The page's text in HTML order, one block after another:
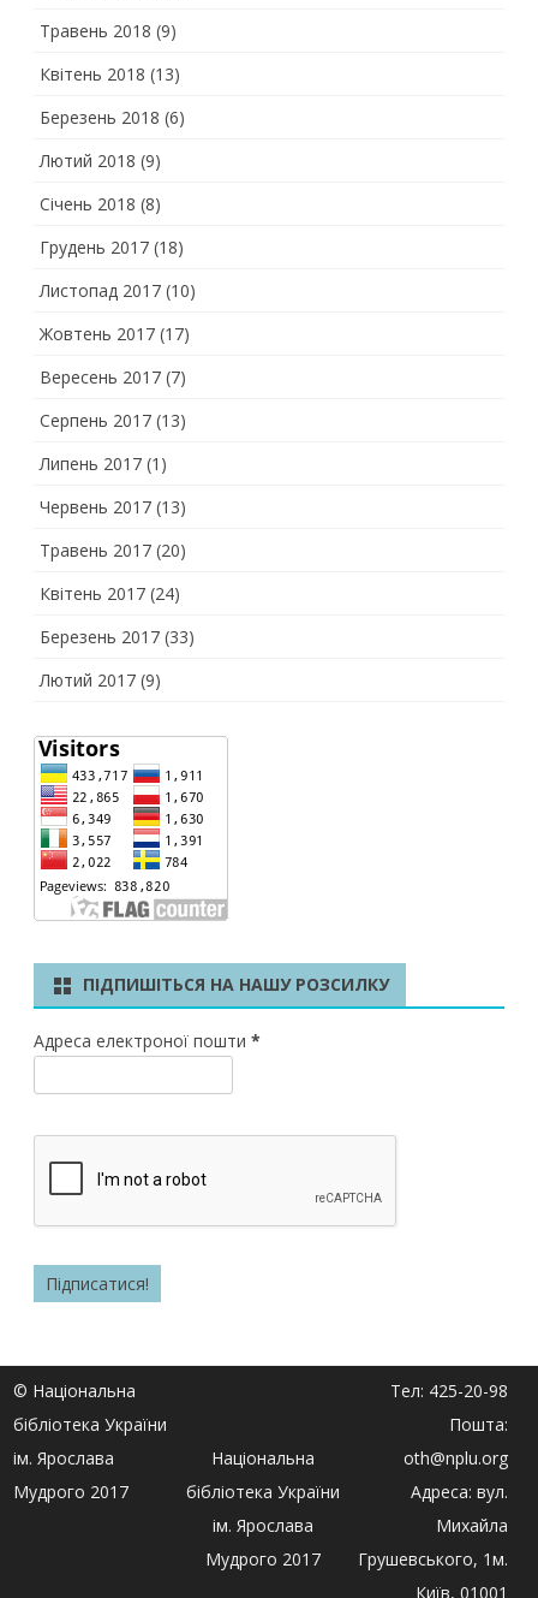
Травень 2018 (9)
Квітень 2018 (13)
Березень 2018 (6)
Лютий 2018 (9)
Січень 2018 (8)
Грудень 2017 (18)
Листопад 2017 (10)
Жовтень 2017 (17)
Вересень 2017 (7)
Серпень 2017 (13)
Липень 2017 (1)
Червень 2017 (13)
Травень 2017 (20)
Квітень 2017 (24)
Березень 2017 (33)
Лютий 2017 (9)
ПІДПИШІТЬСЯ НА НАШУ РОЗСИЛКУ
Адреса електроної пошти *
© Національна
бібліотека України
ім. Ярослава
Мудрого 2017
Національна
бібліотека України
ім. Ярослава
Мудрого 2017
Тел: 425-20-98
Пошта:
oth@nplu.org
Адреса: вул.
Михайла
Грушевського, 1м.
Київ, 01001